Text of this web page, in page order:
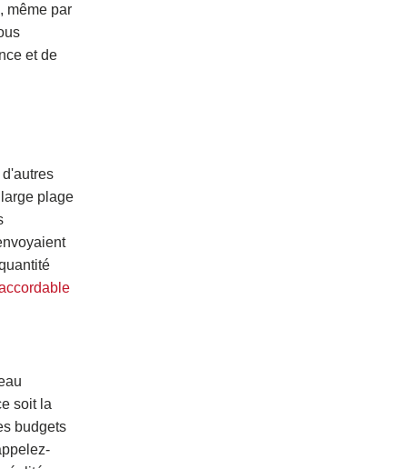
même par
et de
plage
soit la
budgets